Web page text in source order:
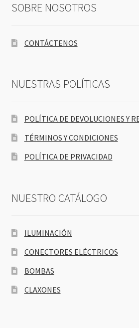
SOBRE NOSOTROS
CONTÁCTENOS
NUESTRAS POLÍTICAS
POLÍTICA DE DEVOLUCIONES Y
TÉRMINOS Y CONDICIONES
POLÍTICA DE PRIVACIDAD
NUESTRO CATÁLOGO
ILUMINACIÓN
CONECTORES ELÉCTRICOS
BOMBAS
CLAXONES